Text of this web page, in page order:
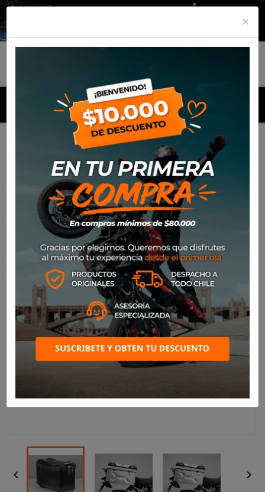
MENU
Productos
Maleta Lateral SW Motech Trax 45
Adventure (Derecha)
 
×